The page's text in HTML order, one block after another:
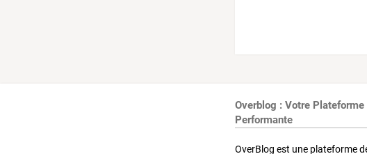
Overblog : Votre
Performante
OverBlog est une plateforme